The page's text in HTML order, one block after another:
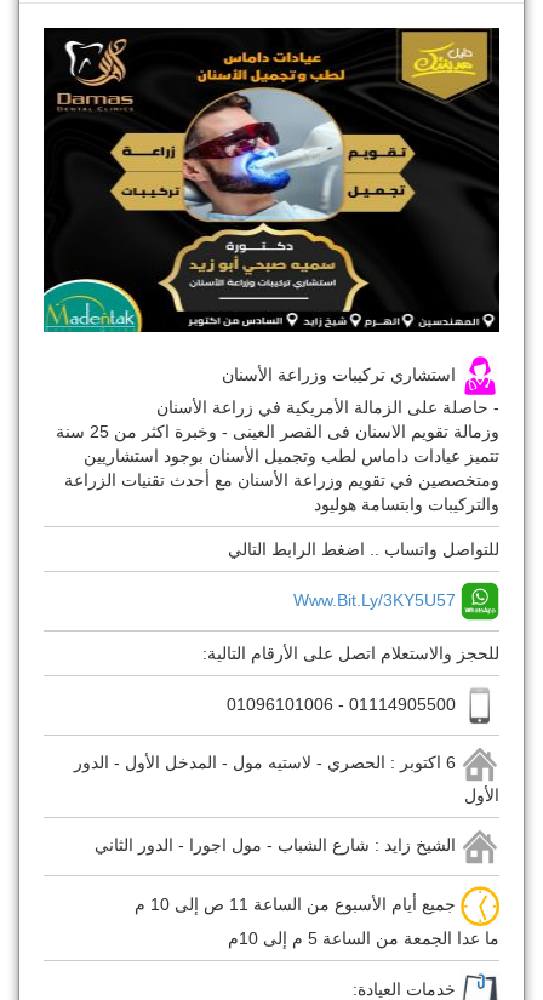
استشاري تركيبات وزراعة الأسنان
- حاصلة على الزمالة الأمريكية في زراعة الأسنان
وزمالة تقويم الاسنان فى القصر العينى - وخبرة اكثر من 25 سنة
تتميز عيادات داماس لطب وتجميل الأسنان بوجود استشاريين
ومتخصصين في تقويم وزراعة الأسنان مع أحدث تقنيات الزراعة
والتركيبات وابتسامة هوليود
للتواصل واتساب .. اضغط الرابط التالي
Www.bit.ly/3KY5U57
للحجز والاستعلام اتصل على الأرقام التالية:
6 اكتوبر : الحصري - لاستيه مول - المدخل الأول - الدور
الأول
الشيخ زايد : شارع الشباب - مول اجورا - الدور الثاني
جميع أيام الأسبوع من الساعة 11 ص إلى 10 م
ما عدا الجمعة من الساعة 5 م إلى 10م
خدمات العيادة: